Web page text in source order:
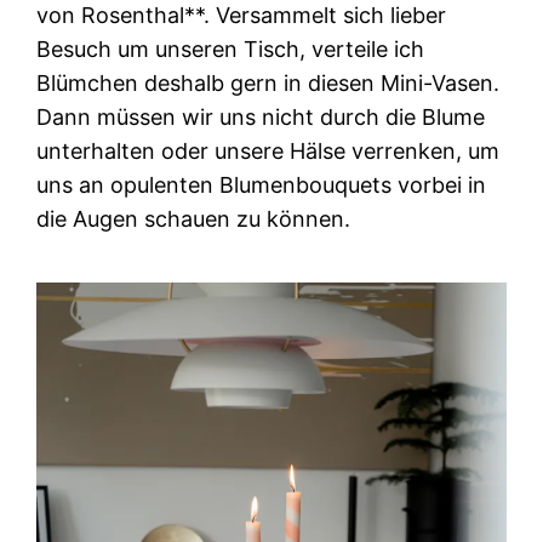
von Rosenthal**. Versammelt sich lieber
Besuch um unseren Tisch, verteile ich
Blümchen deshalb gern in diesen Mini-Vasen.
Dann müssen wir uns nicht durch die Blume
unterhalten oder unsere Hälse verrenken, um
uns an opulenten Blumenbouquets vorbei in
die Augen schauen zu können.